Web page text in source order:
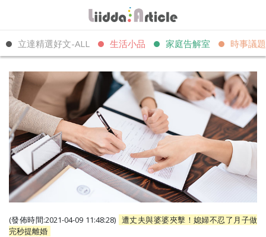
立達精選好文-ALL 生活小品 家庭告解室 時事議題
(發佈時間:2021-04-09 11:48:28) 遭丈夫與婆婆夾擊！媳婦不忍了月子做
完秒提離婚